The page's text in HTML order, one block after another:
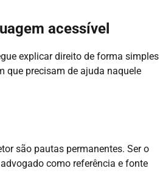
acessível
explicar direito de forma simples
que precisam de ajuda naquele
são pautas permanentes. Ser o
como referência e fonte